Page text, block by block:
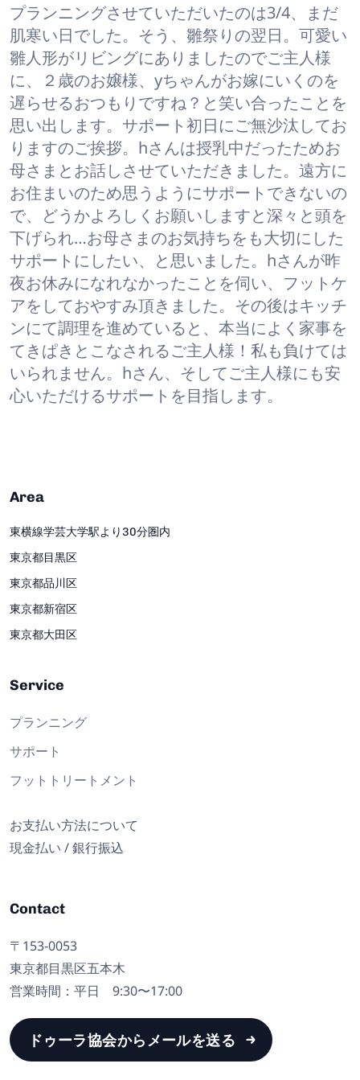
プランニングさせていただいたのは3/4、まだ
肌寒い日でした。そう、雛祭りの翌日。可愛い
雛人形がリビングにありましたのでご主人様
に、２歳のお嬢様、yちゃんがお嫁にいくのを
遅らせるおつもりですね？と笑い合ったことを
思い出します。サポート初日にご無沙汰してお
りますのご挨拶。hさんは授乳中だったためお
母さまとお話しさせていただきました。遠方に
お住まいのため思うようにサポートできないの
で、どうかよろしくお願いしますと深々と頭を
下げられ…お母さまのお気持ちをも大切にした
サポートにしたい、と思いました。hさんが昨
夜お休みになれなかったことを伺い、フットケ
アをしておやすみ頂きました。その後はキッチ
ンにて調理を進めていると、本当によく家事を
てきぱきとこなされるご主人様！私も負けては
いられません。hさん、そしてご主人様にも安
心いただけるサポートを目指します。
Area
東横線学芸大学駅より30分圏内
東京都目黒区
東京都品川区
東京都新宿区
東京都大田区
Service
プランニング
サポート
フットトリートメント
お支払い方法について
現金払い / 銀行振込
Contact
〒153-0053
東京都目黒区五本木
営業時間：平日 9:30〜17:00
ドゥーラ協会からメールを送る